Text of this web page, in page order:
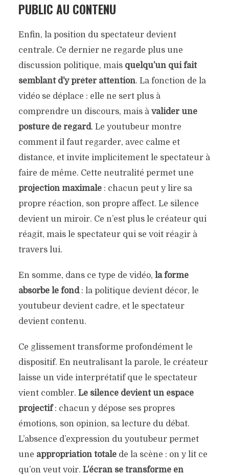
PUBLIC AU CONTENU
Enfin, la position du spectateur devient
centrale. Ce dernier ne regarde plus une
discussion politique, mais quelqu’un qui fait
semblant d’y prêter attention. La fonction de la
vidéo se déplace : elle ne sert plus à
comprendre un discours, mais à valider une
posture de regard. Le youtubeur montre
comment il faut regarder, avec calme et
distance, et invite implicitement le spectateur à
faire de même. Cette neutralité permet une
projection maximale: chacun peut y lire sa
propre réaction, son propre affect. Le silence
devient un miroir. Ce n’est plus le créateur qui
réagit, mais le spectateur qui se voit réagir à
travers lui.
En somme, dans ce type de vidéo, la forme
absorbe le fond: la politique devient décor, le
youtubeur devient cadre, et le spectateur
devient contenu.
Ce glissement transforme profondément le
dispositif. En neutralisant la parole, le créateur
laisse un vide interprétatif que le spectateur
vient combler. Le silence devient un espace
projectif: chacun y dépose ses propres
émotions, son opinion, sa lecture du débat.
L’absence d’expression du youtubeur permet
une appropriation totalede la scène : on y lit ce
qu’on veut voir. L’écran se transforme en